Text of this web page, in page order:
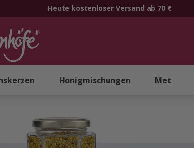
Heute kostenloser Versand ab 70 €
Honigmischungen Met